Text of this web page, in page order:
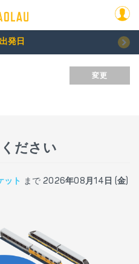
発日
変更
ださい
ット まで 2026年08月14日 (金)